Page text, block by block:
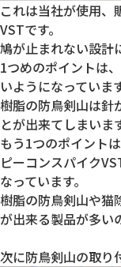
これは当社が使用、
VSTです。
鳩が止まれない設計
1つめのポイントは
いようになっています
樹脂の防鳥剣山は針
とが出来てしまいま
もう1つのポイントは
ピーコンスパイク
なっています。
樹脂の防鳥剣山や猫
が出来る製品が多い
次に防鳥剣山の取り